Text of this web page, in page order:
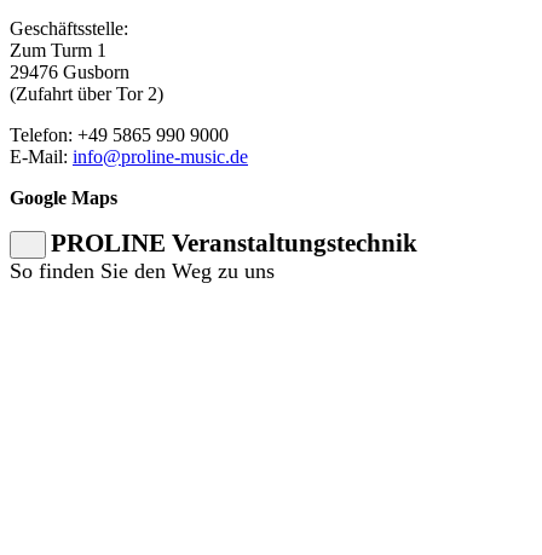
Geschäftsstelle:
Zum Turm 1
29476 Gusborn
(Zufahrt über Tor 2)
Telefon: +49 5865 990 9000
E-Mail: info@proline-music.de
Google Maps
PROLINE Veranstaltungstechnik
So finden Sie den Weg zu uns